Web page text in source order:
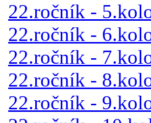
22.ročník -
22.ročník -
22.ročník -
22.ročník -
22.ročník -